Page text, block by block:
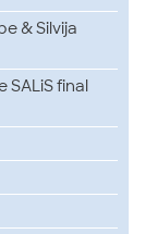
& Silvija
SALiS final